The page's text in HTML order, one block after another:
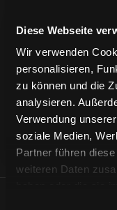
Diese Webseite
Wir verwenden
personalisieren,
zu können und die
analysieren.
Verwendung
soziale Medien,
Partner führen
weiteren Daten